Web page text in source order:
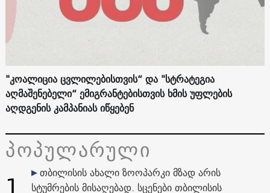
"კოალიცია ცვლილებისთვის“ და "სტრატეგია
აღმაშენებელი“ ემიგრანტებისთვის ხმის უფლების
აღდგენის კამპანიას იწყებენ
პოპულარული
თბილისის ახალი ზოოპარკი მზად არის
სტუმრების მისაღებად. სცენები თბილისის